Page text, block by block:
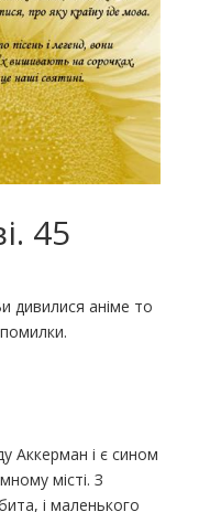
45
дивилися аніме то
Аккерман і є сином
місті. З
і маленького